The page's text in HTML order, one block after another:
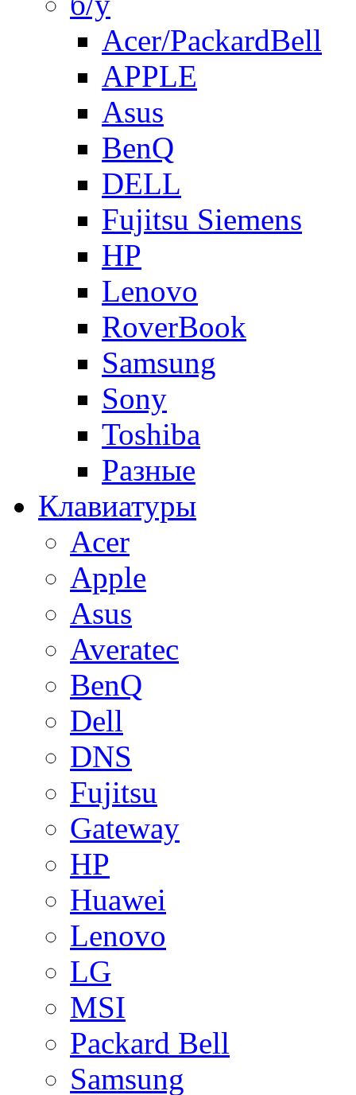
Acer/PackardBell
APPLE
Asus
BenQ
DELL
Fujitsu Siemens
HP
Lenovo
RoverBook
Samsung
Sony
Toshiba
Разные
Клавиатуры
Acer
Apple
Asus
Averatec
BenQ
Dell
DNS
Fujitsu
Gateway
HP
Huawei
Lenovo
LG
MSI
Packard Bell
Samsung